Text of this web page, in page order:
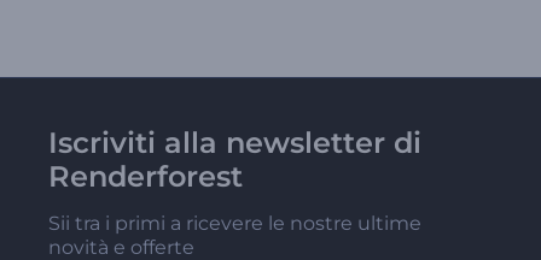
Iscriviti alla newsletter di
Renderforest
Sii tra i primi a ricevere le nostre ultime
novità e offerte